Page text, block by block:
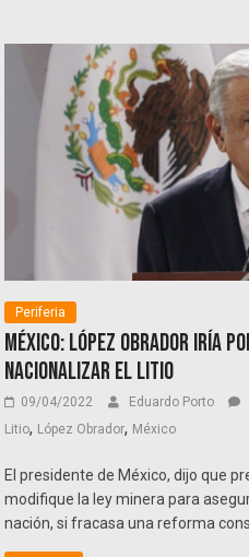
Periferia
México: López Obrador iría
nacionalizar el litio
09/04/2022 Eduardo Porto
Litio, López Obrador, México
El presidente de México, dijo que
modifique la ley minera para
nación, si fracasa una reforma